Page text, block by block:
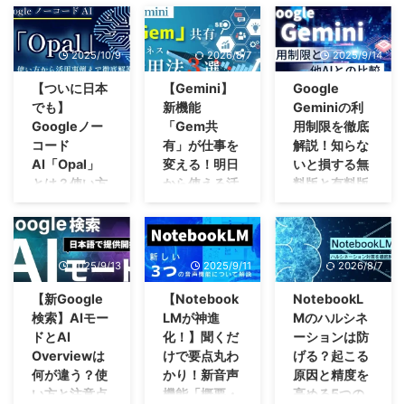
い」「AIに任せ
たいのに、毎回
前提を説明する
のが面倒」AIを
使いこなす達人
なら軽々このハ
ードルを超える
ことはできます
が、A ...
ルから「AIアシ
スタントを内蔵
した業務基盤」
へと変貌を遂げ
ました。 この
記事では、
Google Ch ...
場に静かな衝撃
を与えていま
す。 商品ペー
ジのURLを貼り
付けるだけで、
ブランドに合っ
た広告画像やキ
ャンペーン素材
をAIが自動で生
成し ...
を教えて」と話
しかけるだけ
で、必要なデー
タが出てくる時
代です。 た
だ、AI機能が便
利になっても、
中小企業オーナ
ーが本当に見る
べき指標はそれ
せん。むしろ
「全部見ようと
して結局見なく
なる」のが、い
ちばん多い失敗
です。 この記
事では、専任の
Web担当者がい
ない中小企業オ
ーナーが、週10
は今、自分のパ
ソコンの中だけ
でAI（LLM）を
動かすことが、
誰でも簡単にで
きるようになっ
ています。 イ
ンターネット接
続も不要、月額
料金もゼロ、デ
出ません。 こ
の記事では、
ChatGPTや
Geminiの活用が
制限されている
業種や、AI活用
が難しい初心者
の方でも迷わず
実践で ...
して「生成AI」
に注目している
ものの、現場の
管理者からは次
のような声が絶
えません。
「ChatGPTで記
録業務を半分に
できると聞いた
が、利用者さん
すのは怖い」
「実地指導で
『AIに利用者情
報を入れていま
すか？』と聞か
れたとき、堂々
と答えられる運
用にしたい」
「結局、不安が
拭えずに導入を
はどう変わ
る？
「Geminiを使っ
ているけれど、
過去のチャット
がどこに行った
か分からなくな
る……」「重要
なやり取りがど
んどん下に埋も
つけ出すだけで
一苦労……」
これは私も実際
によく経験して
たもそんな経験
ありませんが？
AIを実務に導
入して生産性を
上げようと意気
込んだものの、
026年2月26
日、Googleから
最新の最先端画
像生成モデル
「Nano Banana
2（ナノバナナ
2）」が発表さ
れました。 こ
れまで画像生成
AIを活用してき
ソンにとって、
非常にインパク
トの大きいアッ
プデートとなっ
ています。 こ
の記事では、AI
に詳しい担当者
として、一般の
方にもわかりや
すく、かつ詳細
る！
「大量のPDFや
マニュアルを読
み込む時間がな
い……」「AIに
資料を読み込ま
せたいけど、コ
ピペが面
倒……」AIが
徐々に普及し始
以上に情報の波
に溺れそうにな
っていません
か。 そんなビ
ジネスパーソン
に朗報です。
Googleの最強
AI「Gemini」と
「NotebookLM
」がついに連携
できるようにな
2025/10/9
【ついに日本
でも】
Googleノー
コード
AI「Opal」
とは？使い方
まで徹底解
説！
日々の業務や学
習、趣味の活動
の中で、そう感
じたことはあり
ませんか？SNS
の投稿文を考え
たり、会議の議
事録をまとめた
2026/8/7
【Gemini】
新機能
「Gem共
有」が仕事を
変える！明日
から使える活
「せっかく作っ
た優秀なプロン
プト、他の人に
も使ってもらい
たいな…」
GoogleのAI、
Geminiを使って
いると、そんな
風に感じたこと
はありません
2025/9/14
Google
Geminiの利
用制限を徹底
解説！知らな
いと損する無
料版と有料版
オールマイティ
に使えるAIとい
えばGoogleの
Gemini。「マル
チモーダル」と
いってテキス
ト・画像・音
声・動画などの
データを統合し
て処理する技術
2025/9/13
【新Google
検索】AIモー
ドとAI
Overviewは
何が違う？使
い方と注意点
2025/9/11
【Notebook
LMが神進
化！】聞くだ
けで要点丸わ
かり！新音声
機能「概要・
2026/8/7
NotebookL
Mのハルシネ
ーションは防
げる？起こる
原因と精度を
高める5つの